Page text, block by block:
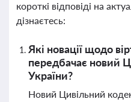
короткі відповіді на
дізнаєтесь:
Які новації щодо
передбачає новий
України?
Новий Цивільний